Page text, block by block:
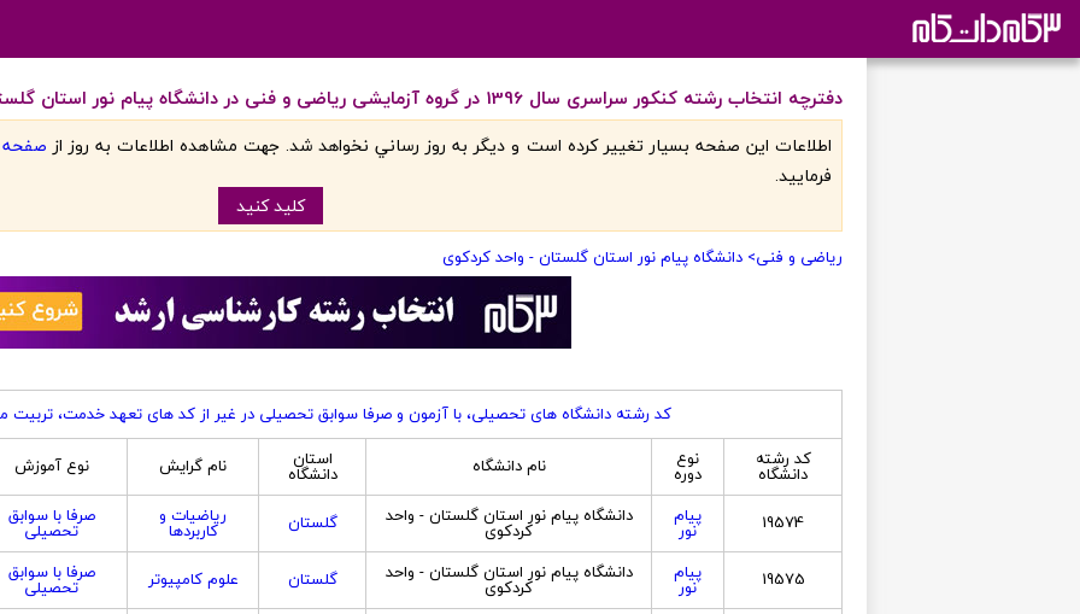
دفترچه انتخاب رشته کنکور سراسری سال 1396 در گروه آزمایشی ریاضی و فنی در دانشگاه پیام نور استان گلستان - واحد کردکوی
اطلاعات اين صفحه بسيار تغيير کرده است و ديگر به روز رساني نخواهد شد. جهت مشاهده اطلاعات به روز از صفحه
فرماييد.
کليد کنيد
ریاضی و فنی> دانشگاه پیام نور استان گلستان - واحد کردکوی
کد رشته دانشگاه های تحصیلی، با آزمون و صرفا سوابق تحصیلی در غیر از کد های تعهد خدمت، تربیت
کد رشته
دانشگاه
نوع
دوره نام دانشگاه استان
دانشگاه نام گرایش نوع آموزش
19574 پیام
نور
دانشگاه پیام نور استان گلستان - واحد
کردکوی گلستان ریاضیات و
کاربردها
صرفا با سوابق
تحصیلی
19575 پیام
نور
دانشگاه پیام نور استان گلستان - واحد
کردکوی گلستان علوم کامپیوتر صرفا با سوابق
تحصیلی